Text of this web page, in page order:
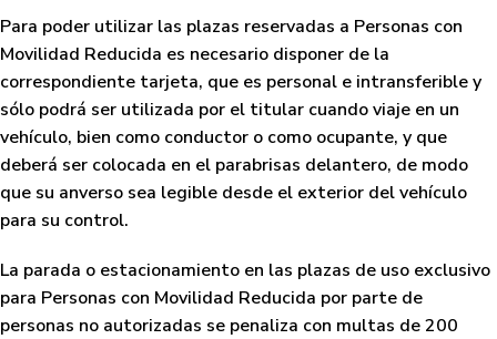
Para poder utilizar las plazas reservadas a Personas con
Movilidad Reducida es necesario disponer de la
correspondiente tarjeta, que es personal e intransferible y
sólo podrá ser utilizada por el titular cuando viaje en un
vehículo, bien como conductor o como ocupante, y que
deberá ser colocada en el parabrisas delantero, de modo
que su anverso sea legible desde el exterior del vehículo
para su control.
La parada o estacionamiento en las plazas de uso exclusivo
para Personas con Movilidad Reducida por parte de
personas no autorizadas se penaliza con multas de 200